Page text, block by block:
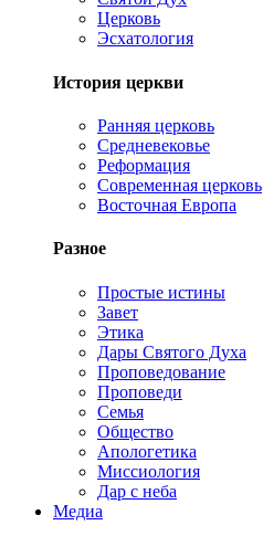
Церковь
Эсхатология
История церкви
Ранняя церковь
Средневековье
Реформация
Современная церковь
Восточная Европа
Разное
Простые истины
Завет
Этика
Дары Святого Духа
Проповедование
Проповеди
Семья
Общество
Апологетика
Миссиология
Дар с неба
Медиа